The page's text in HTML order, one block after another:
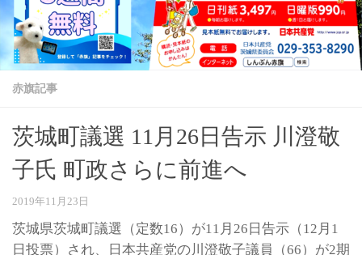
赤旗記事
茨城町議選 11月26日告示 川澄敬
子氏 町政さらに前進へ
2019年11月23日
茨城県茨城町議選（定数16）が11月26日告示（12月1
日投票）され、日本共産党の川澄敬子議員（66）が2期